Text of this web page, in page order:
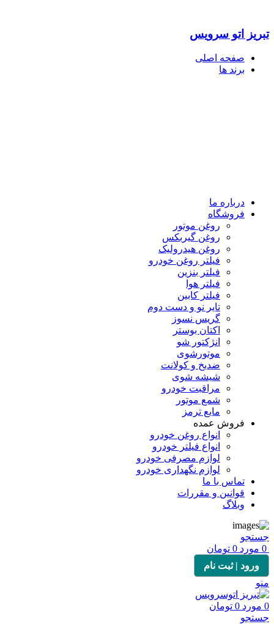
تبریز اتو سرویس
صفحه اصلی
برند ها
درباره ما
فروشگاه
روغن موتور
روغن گیربکس
روغن هیدرولیک
فیلتر روغن خودرو
فیلتر بنزین
فیلتر هوا
فیلتر کابین
تایر نو و دست دوم
گریس نسوز
اکتان بوستر
انژکتور شو
موتورشوی
ضدیخ و کولانت
شیشه شوی
مراقبت خودرو
شمع موتور
مایع ترمز
فروش عمده
انواع روغن خودرو
انواع فیلتر خودرو
لوازم مصرفی خودرو
لوازم نگهداری خودرو
تماس با ما
قوانین و مقررات
وبلاگ
جستجو
0 مورد 0 تومان
ورود | ثبت نام
منو
0 مورد 0 تومان
جستجو